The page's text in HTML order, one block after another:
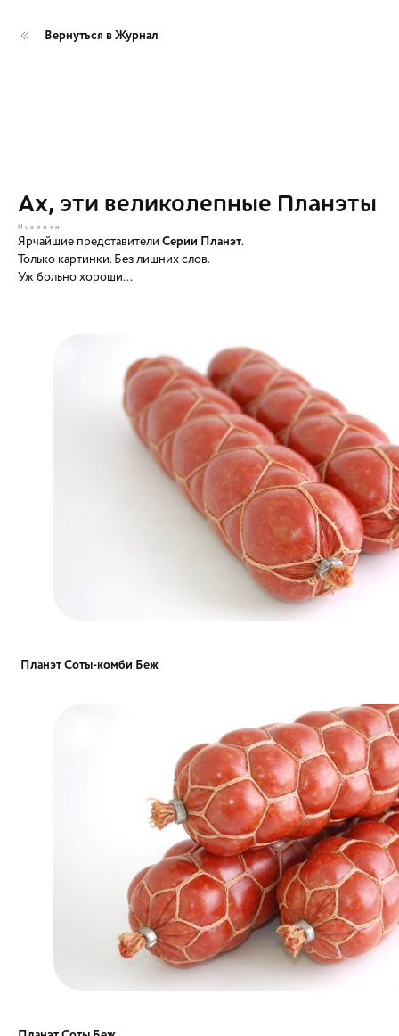
Вернуться в Журнал
Ах, эти великолепные Планэты
Новинки
Ярчайшие представители Серии Планэт.
Только картинки. Без лишних слов.
Уж больно хороши...
Планэт Соты-комби Беж